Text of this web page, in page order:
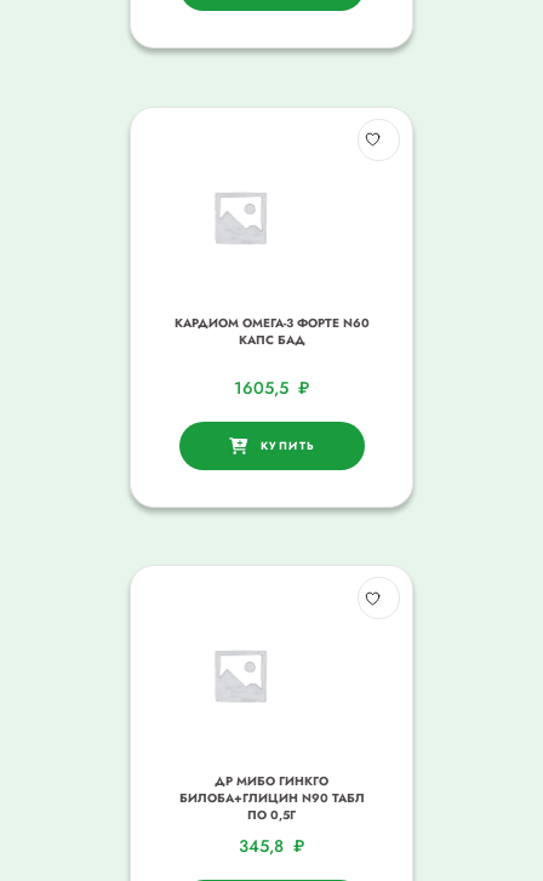
КАРДИОМ ОМЕГА-3 ФОРТЕ N60
КАПС БАД
1605,5 ₽
КУПИТЬ
ДР МИБО ГИНКГО
БИЛОБА+ГЛИЦИН N90 ТАБЛ
ПО 0,5Г
345,8 ₽